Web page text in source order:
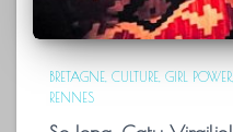
BRETAGNE CULTURE GIRL POWER
RENNES